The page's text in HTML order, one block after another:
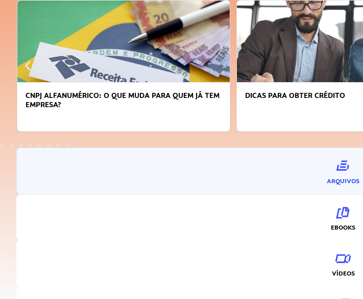
CNPJ ALFANUMÉRICO: O QUE MUDA PARA QUEM JÁ TEM
EMPRESA?
DICAS PARA OBTER CRÉDITO
ARQUIVOS
EBOOKS
VÍDEOS